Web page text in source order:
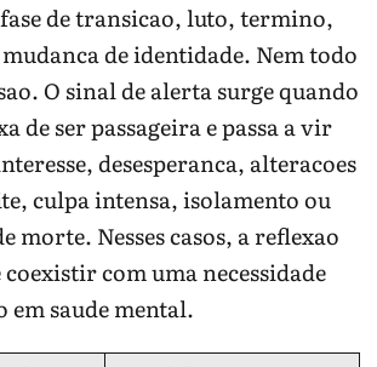
de transicao, luto, termino,
de identidade. Nem todo
O sinal de alerta surge quando
de ser passageira e passa a vir
desesperanca, alteracoes
culpa intensa, isolamento ou
morte. Nesses casos, a reflexao
com uma necessidade
em saude mental.